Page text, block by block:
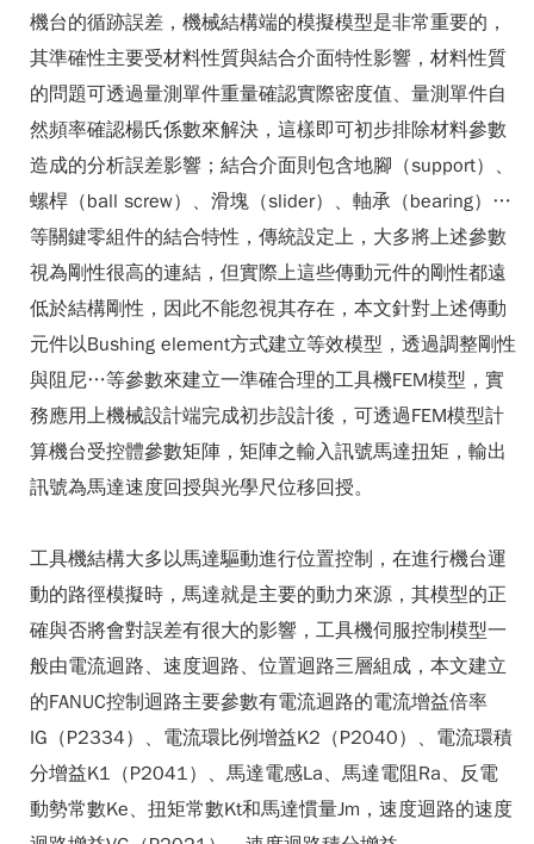
機台的循跡誤差，機械結構端的模擬模型是非常重要的，
其準確性主要受材料性質與結合介面特性影響，材料性質
的問題可透過量測單件重量確認實際密度值、量測單件自
然頻率確認楊氏係數來解決，這樣即可初步排除材料參數
造成的分析誤差影響；結合介面則包含地腳（support）、
螺桿（ball screw）、滑塊（slider）、軸承（bearing）…
等關鍵零組件的結合特性，傳統設定上，大多將上述參數
視為剛性很高的連結，但實際上這些傳動元件的剛性都遠
低於結構剛性，因此不能忽視其存在，本文針對上述傳動
元件以Bushing element方式建立等效模型，透過調整剛性
與阻尼…等參數來建立一準確合理的工具機FEM模型，實
務應用上機械設計端完成初步設計後，可透過FEM模型計
算機台受控體參數矩陣，矩陣之輸入訊號馬達扭矩，輸出
訊號為馬達速度回授與光學尺位移回授。
工具機結構大多以馬達驅動進行位置控制，在進行機台運
動的路徑模擬時，馬達就是主要的動力來源，其模型的正
確與否將會對誤差有很大的影響，工具機伺服控制模型一
般由電流迴路、速度迴路、位置迴路三層組成，本文建立
的FANUC控制迴路主要參數有電流迴路的電流增益倍率
IG（P2334）、電流環比例增益K2（P2040）、電流環積
分增益K1（P2041）、馬達電感La、馬達電阻Ra、反電
動勢常數Ke、扭矩常數Kt和馬達慣量Jm，速度迴路的速度